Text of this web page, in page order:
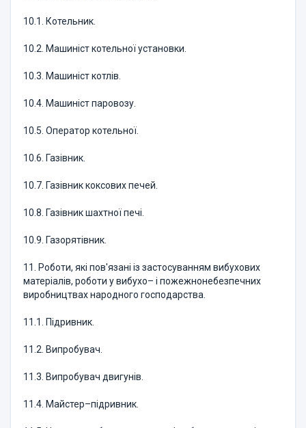
10.1. Котельник.
10.2. Машиніст котельної установки.
10.3. Машиніст котлів.
10.4. Машиніст паровозу.
10.5. Оператор котельної.
10.6. Газівник.
10.7. Газівник коксових печей.
10.8. Газівник шахтної печі.
10.9. Газорятівник.
11. Роботи, які пов'язані із застосуванням вибухових
матеріалів, роботи у вибухо– і пожежнонебезпечних
виробництвах народного господарства.
11.1. Підривник.
11.2. Випробувач.
11.3. Випробувач двигунів.
11.4. Майстер–підривник.